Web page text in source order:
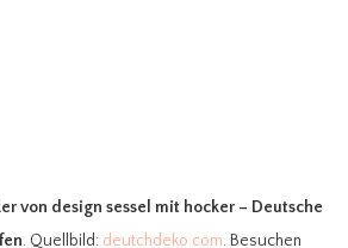
von design sessel mit hocker – Deutsche
. Quellbild: deutchdeko.com. Besuchen